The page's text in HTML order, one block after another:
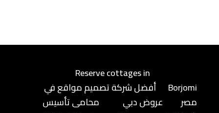
Reserve cottages in
Borjomi
أفضل شركة تصميم مواقع في
مصر
عروض دبي
محامى تأسيس